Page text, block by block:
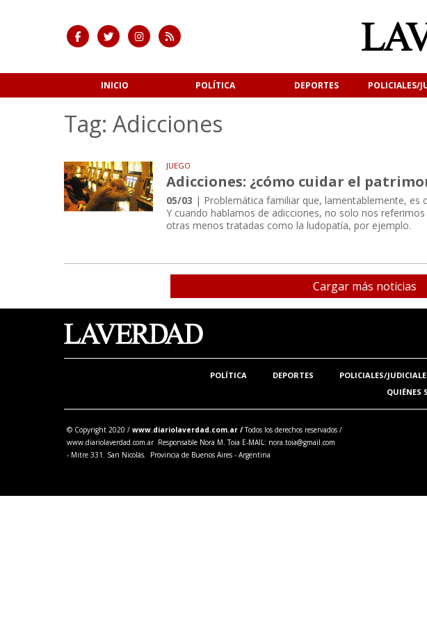
INICIO POLÍTICA DEPORTES POLICIALES/
Tag: Adicciones
JUEGO
Adicciones: ¿cómo cuidar el
05/03 | Problemática familiar que, lamentablemente, es
Y cuando hablamos de adicciones, no solo nos
otras menos tratadas como la ludopatía, por ejemplo.
Cargar más noticias
POLÍTICA DEPORTES POLICIALES/
QUIÉNES
© Copyright 2020 / www.diariolaverdad.com.ar /Todos los derechos reservados /
www.diariolaverdad.com.ar Responsable Nora M. Toia E-MAIL: nora.toia@gmail.com
- Mitre 331. San Nicolás. Provincia de Buenos Aires - Argentina